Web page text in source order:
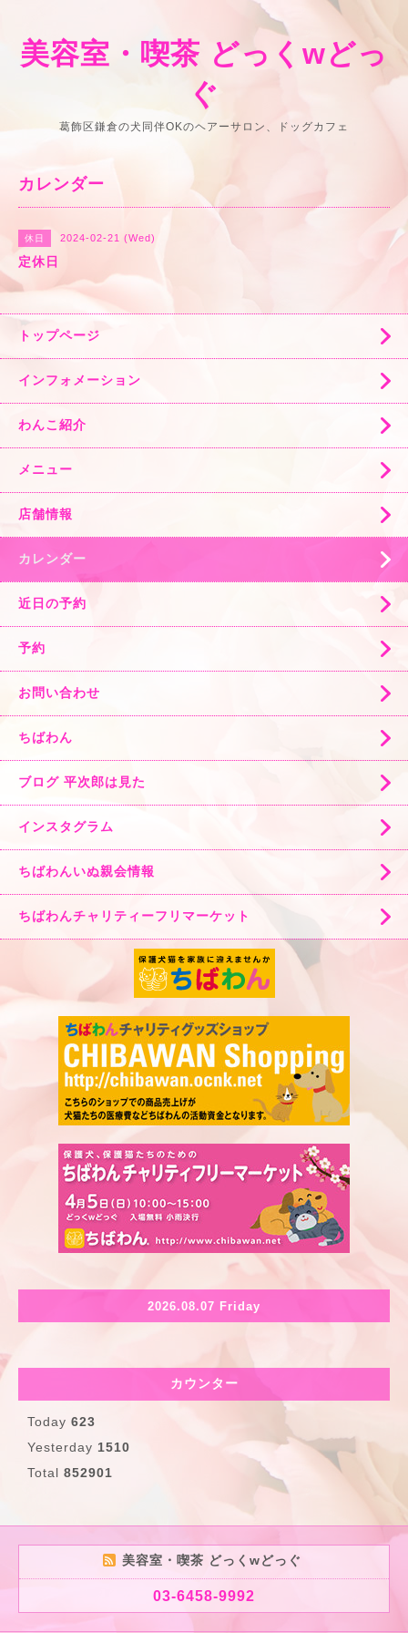
美容室・喫茶 どっくwどっ
ぐ
葛飾区鎌倉の犬同伴OKのヘアーサロン、ドッグカフェ
カレンダー
休日 2024-02-21 (Wed)
定休日
トップページ
インフォメーション
わんこ紹介
メニュー
店舗情報
カレンダー
近日の予約
予約
お問い合わせ
ちばわん
ブログ 平次郎は見た
インスタグラム
ちばわんいぬ親会情報
ちばわんチャリティーフリマーケット
2026.08.07 Friday
カウンター
Today 623
Yesterday 1510
Total 852901
美容室・喫茶 どっくwどっぐ
03-6458-9992